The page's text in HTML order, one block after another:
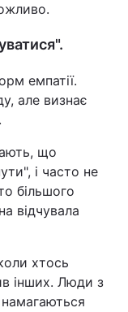
емпатії.
але визнає
що
і часто не
більшого
відчувала
хтось
інших. Люди з